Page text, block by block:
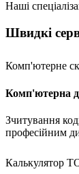
Наші
Швидкі
Комп'ютерне
Комп'ютерна
Зчитування
професійним
Калькулятор